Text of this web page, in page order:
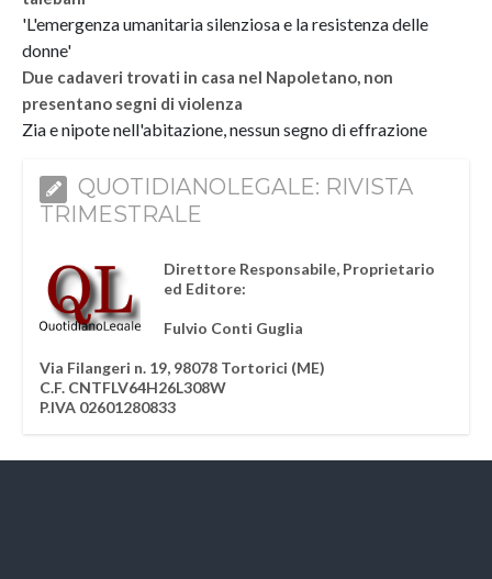
'L'emergenza umanitaria silenziosa e la resistenza delle
donne'
Due cadaveri trovati in casa nel Napoletano, non
presentano segni di violenza
Zia e nipote nell'abitazione, nessun segno di effrazione
QUOTIDIANOLEGALE: RIVISTA
TRIMESTRALE
Direttore Responsabile, Proprietario
ed Editore:
Fulvio Conti Guglia
Via Filangeri n. 19, 98078 Tortorici (ME)
C.F. CNTFLV64H26L308W
P.IVA 02601280833